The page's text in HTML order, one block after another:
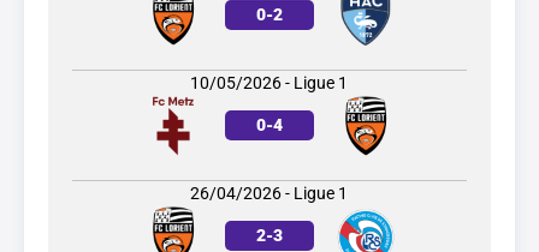
0-2
10/05/2026 - Ligue 1
0-4
26/04/2026 - Ligue 1
2-3